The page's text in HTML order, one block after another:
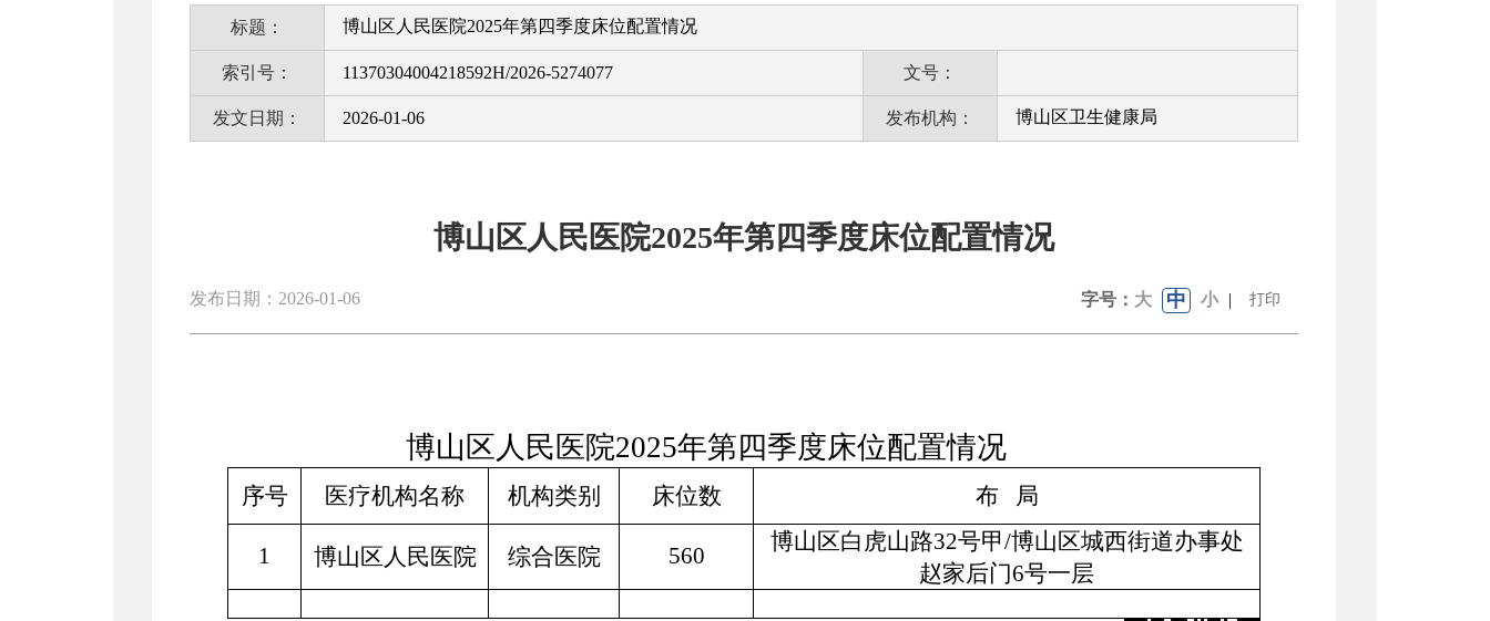
标题： 博山区人民医院2025年第四季度床位配置情况
索引号： 11370304004218592H/2026-5274077 文号：
发文日期： 2026-01-06 发布机构： 博山区卫生健康局
博山区人民医院2025年第四季度床位配置情况
发布日期：2026-01-06 字号： 大 中 小 | 打印
博山区人民医院2025年第 四季度床位配置情况
序号 医疗机构名称 机构类别 床位数 布 局
1 博山区人民医院 综合医院 560
博山区白虎山路32号甲/博山区城西街道办事处
赵家后门6号一层